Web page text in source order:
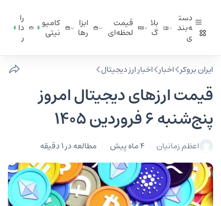
دست
ه‌بند
ی
بلا
گ
قیمت
لحظه‌ای
ابزا
ر‌ها
کامیو
نیتی
را
دا
ر
ایران بروکر اخبار اخبار ارز دیجیتال
قیمت ارزهای دیجیتال امروز
پنج‌شنبه 6 فروردین 1405
اعظم زمانیان 4 ماه پیش مطالعه در 1 دقیقه